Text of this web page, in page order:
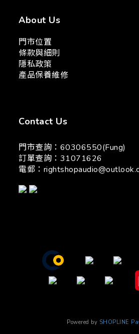
About Us
門市位置
條款與細則
隱私政策
產品保養維修
Contact Us
門市查詢：60306550(Fung)
訂單查詢：31071626
電郵：
Powered by SHOPLINE